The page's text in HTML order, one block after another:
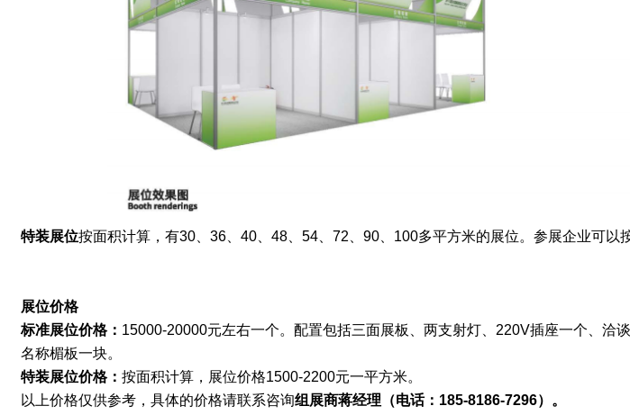
特装展位按面积计算，有30、36、40、48、54、 72 、90、100多平方米的展位。 参展企业可以
展位价格
标准展位价格： 15000-20000元左右一个。配置包括三面展板、两支射灯、220V插座一个、洽
名称楣板一块。
特装展位价格： 按面积计算，展位价格1500-2200元一平方米。
以上价格仅供参考，具体的价格请联系咨询组展商蒋经理 （电话： 185-8186-7296）。